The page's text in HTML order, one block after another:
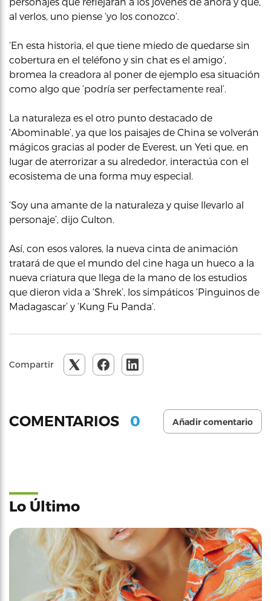
al verlos, uno piense ‘yo los conozco’.
‘En esta historia, el que tiene miedo de quedarse sin
cobertura en el teléfono y sin chat es el amigo’,
bromea la creadora al poner de ejemplo esa situación
como algo que ‘podría ser perfectamente real’.
La naturaleza es el otro punto destacado de
‘Abominable’, ya que los paisajes de China se volverán
mágicos gracias al poder de Everest, un Yeti que, en
lugar de aterrorizar a su alrededor, interactúa con el
ecosistema de una forma muy especial.
‘Soy una amante de la naturaleza y quise llevarlo al
personaje’, dijo Culton.
Así, con esos valores, la nueva cinta de animación
tratará de que el mundo del cine haga un hueco a la
nueva criatura que llega de la mano de los estudios
que dieron vida a ‘Shrek’, los simpáticos ‘Pinguinos de
Madagascar’ y ‘Kung Fu Panda’.
Compartir
COMENTARIOS 0 Añadir comentario
Lo Último